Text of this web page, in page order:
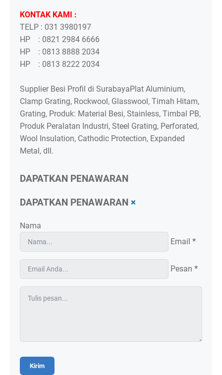
KONTAK KAMI :
TELP : 031 3980197
HP : 0821 2984 6666
HP : 0813 8888 2034
HP : 0813 8222 2034
Supplier Besi Profil di SurabayaPlat Aluminium,
Clamp Grating, Rockwool, Glasswool, Timah Hitam,
Grating, Produk: Material Besi, Stainless, Timbal PB,
Produk Peralatan Industri, Steel Grating, Perforated,
Wool Insulation, Cathodic Protection, Expanded
Metal, dll.
DAPATKAN PENAWARAN
DAPATKAN PENAWARAN ×
Nama
Email *
Pesan *